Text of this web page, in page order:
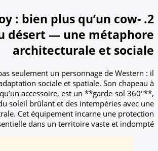
2. Le cowboy : bien plus
boy du désert — une
Le cow-boy n’est pas seulement un
est un modèle d’adaptation sociale et
large bord, plus qu’un accessoire, est un
protégeant du soleil brûlant et des
ingéniosité ancestrale. Cet équipement
totale, essentielle dans un territoire